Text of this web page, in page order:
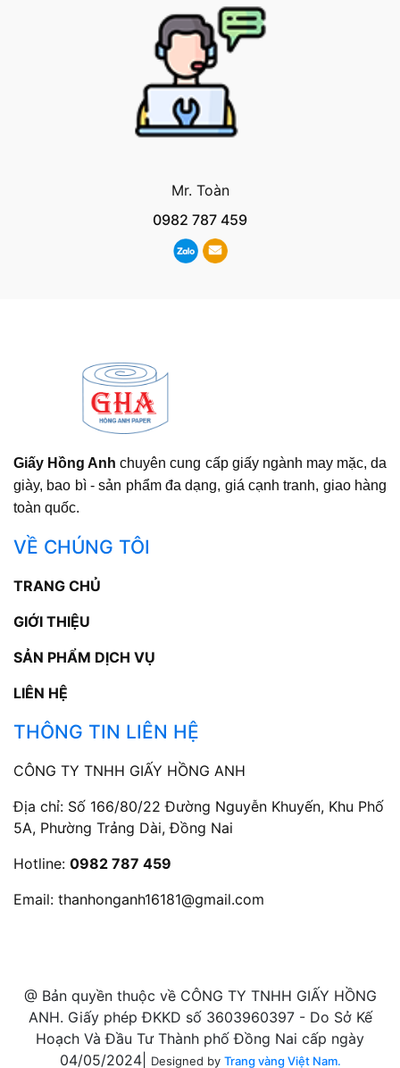
Mr. Toàn
0982 787 459
Giấy Hồng Anh chuyên cung cấp giấy ngành may mặc, da
giày, bao bì - sản phẩm đa dạng, giá cạnh tranh, giao hàng
toàn quốc.
VỀ CHÚNG TÔI
TRANG CHỦ
GIỚI THIỆU
SẢN PHẨM DỊCH VỤ
LIÊN HỆ
THÔNG TIN LIÊN HỆ
CÔNG TY TNHH GIẤY HỒNG ANH
Địa chỉ: Số 166/80/22 Đường Nguyễn Khuyến, Khu Phố
5A, Phường Trảng Dài, Đồng Nai
Hotline: 0982 787 459
Email: thanhonganh16181@gmail.com
@ Bản quyền thuộc về CÔNG TY TNHH GIẤY HỒNG
ANH. Giấy phép ĐKKD số 3603960397 - Do Sở Kế
Hoạch Và Đầu Tư Thành phố Đồng Nai cấp ngày
04/05/2024|
Designed by Trang vàng Việt Nam.